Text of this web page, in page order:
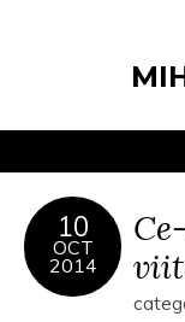
10
OCT
2014